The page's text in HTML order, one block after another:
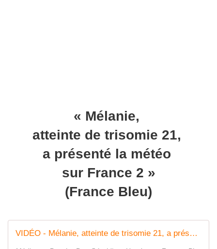
« Mélanie,
atteinte de trisomie 21,
a présenté la météo
sur France 2 »
(France Bleu)
VIDÉO - Mélanie, atteinte de trisomie 21, a présenté la météo sur France 2